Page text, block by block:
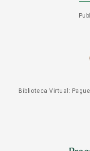
Biblioteca Virtual: